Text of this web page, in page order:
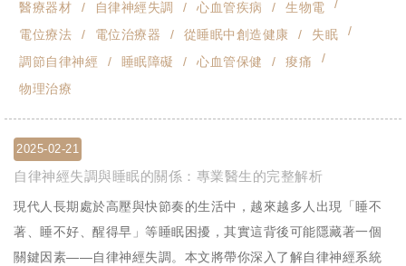
醫療器材
自律神經失調 心血管疾病
生物電
電位療法
電位治療器 從睡眠中創造健康
失眠
調節自律神經
睡眠障礙 心血管保健
痠痛
物理治療
2025-02-21
自律神經失調與睡眠的關係：專業醫生的完整解析
現代人長期處於高壓與快節奏的生活中，越來越多人出現「睡不
著、睡不好、醒得早」等睡眠困擾，其實這背後可能隱藏著一個
關鍵因素——自律神經失調。本文將帶你深入了解自律神經系統